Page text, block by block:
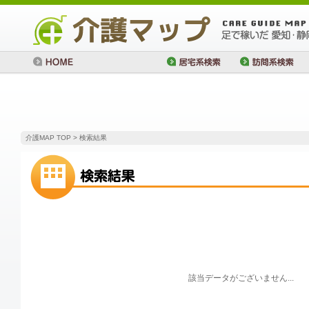
介護MAP TOP > 検索結果
該当データがございません...